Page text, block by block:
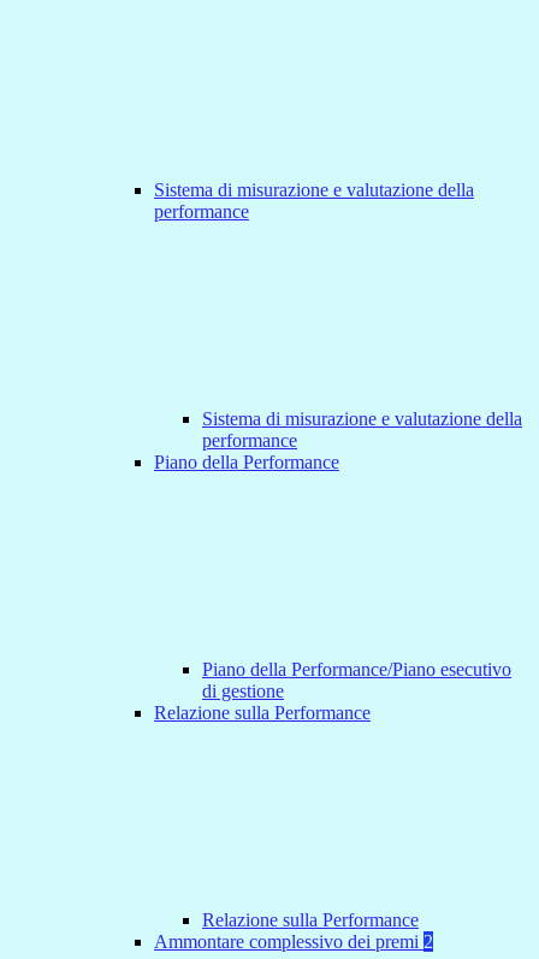
Sistema di misurazione e valutazione della
performance
Sistema di misurazione e valutazione della
performance
Piano della Performance
Piano della Performance/Piano esecutivo
di gestione
Relazione sulla Performance
Relazione sulla Performance
Ammontare complessivo dei premi 2